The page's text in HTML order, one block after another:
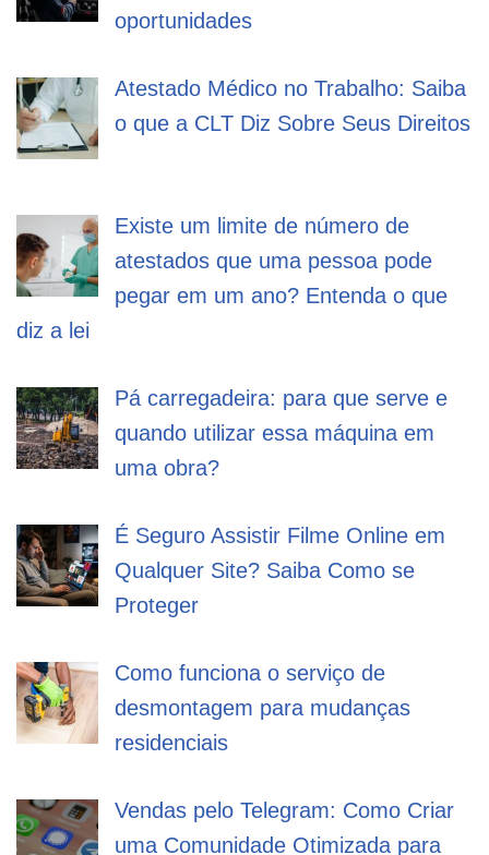
oportunidades
Atestado Médico no Trabalho: Saiba
o que a CLT Diz Sobre Seus Direitos
Existe um limite de número de
atestados que uma pessoa pode
pegar em um ano? Entenda o que
diz a lei
Pá carregadeira: para que serve e
quando utilizar essa máquina em
uma obra?
É Seguro Assistir Filme Online em
Qualquer Site? Saiba Como se
Proteger
Como funciona o serviço de
desmontagem para mudanças
residenciais
Vendas pelo Telegram: Como Criar
uma Comunidade Otimizada para